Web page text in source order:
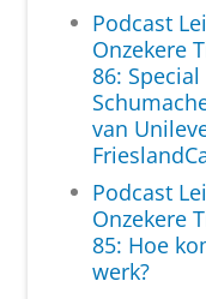
Podcast
Onzekere
86:
van
Podcast
Onzekere
85: Hoe
werk?